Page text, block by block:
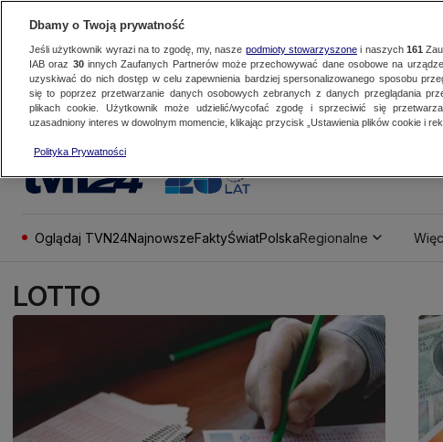
Oglądaj TVN24NajnowszeFaktyŚwiatPolskaRegionalne
LOTTO
Dbamy o Twoją prywatność
Jeśli użytkownik wyrazi na to zgodę, my, nasze podmioty stowarzyszonei naszych 161
IAB oraz 30innych Zaufanych Partnerów może przechowywać dane osobowe na
uzyskiwać do nich dostęp w celu zapewnienia bardziej spersonalizowanego sposobu
się to poprzez przetwarzanie danych osobowych zebranych z danych przeglądania
plikach cookie. Użytkownik może udzielić/wycofać zgodę i sprzeciwić się
uzasadniony interes w dowolnym momencie, klikając przycisk „Ustawienia plików cookie i
Polityka Prywatności